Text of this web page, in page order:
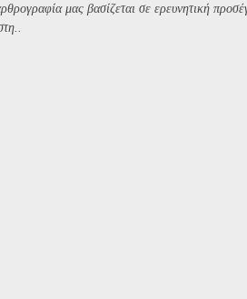
μας βασίζεται σε ερευνητική